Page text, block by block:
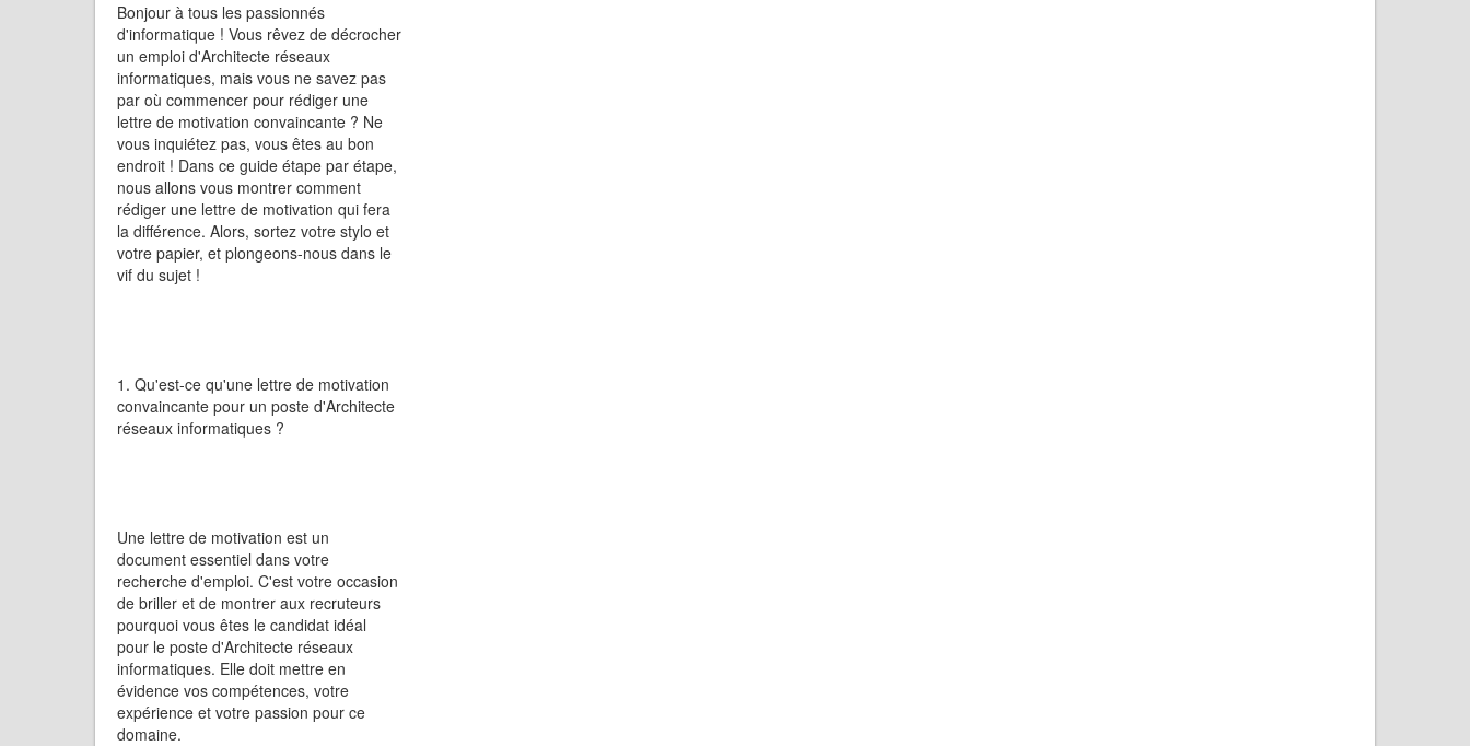
Bonjour à tous les passionnés
d'informatique ! Vous rêvez de décrocher
un emploi d'Architecte réseaux
informatiques, mais vous ne savez pas
par où commencer pour rédiger une
lettre de motivation convaincante ? Ne
vous inquiétez pas, vous êtes au bon
endroit ! Dans ce guide étape par étape,
nous allons vous montrer comment
rédiger une lettre de motivation qui fera
la différence. Alors, sortez votre stylo et
votre papier, et plongeons-nous dans le
vif du sujet !
1. Qu'est-ce qu'une lettre de motivation
convaincante pour un poste d'Architecte
réseaux informatiques ?
Une lettre de motivation est un
document essentiel dans votre
recherche d'emploi. C'est votre occasion
de briller et de montrer aux recruteurs
pourquoi vous êtes le candidat idéal
pour le poste d'Architecte réseaux
informatiques. Elle doit mettre en
évidence vos compétences, votre
expérience et votre passion pour ce
domaine.